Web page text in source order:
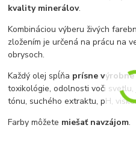
kvality minerálov.
Kombináciou výberu živých
zložením je určená na prácu na
obrysoch.
Každý olej spĺňa prísne
toxikológie, odolnosti voči
tónu, suchého extraktu, pH,
Farby môžete miešať navzájom.